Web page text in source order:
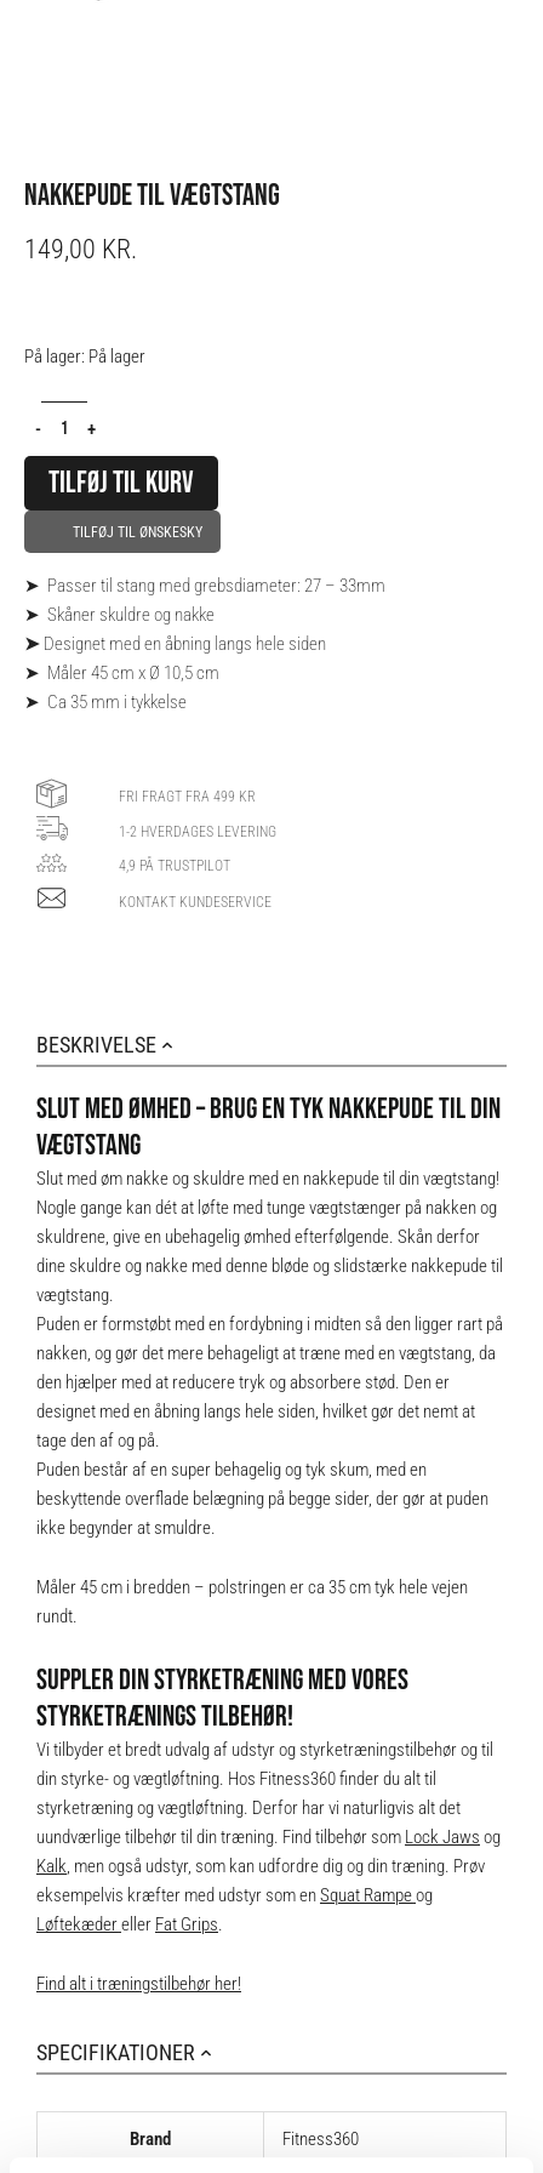
NAKKEPUDE TIL VÆGTSTANG
149,00 KR.
På lager: På lager
-
Nakkepude
Vægtstang
antal
+
TILFØJ TIL KURV
TILFØJ TIL ØNSKESKY
➤ Passer til stang med grebsdiameter: 27 – 33mm
➤ Skåner skuldre og nakke
➤ Designet med en åbning langs hele siden
➤ Måler 45 cm x Ø 10,5 cm
➤ Ca 35 mm i tykkelse
FRI FRAGT FRA 499 KR
1-2 HVERDAGES LEVERING
4,9 PÅ TRUSTPILOT
KONTAKT KUNDESERVICE
BESKRIVELSE
SLUT MED ØMHED – BRUG EN TYK NAKKEPUDE TIL DIN
VÆGTSTANG
Slut med øm nakke og skuldre med en nakkepude til din vægtstang!
Nogle gange kan dét at løfte med tunge vægtstænger på nakken og
skuldrene, give en ubehagelig ømhed efterfølgende. Skån derfor
dine skuldre og nakke med denne bløde og slidstærke nakkepude til
vægtstang.
Puden er formstøbt med en fordybning i midten så den ligger rart på
nakken, og gør det mere behageligt at træne med en vægtstang, da
den hjælper med at reducere tryk og absorbere stød. Den er
designet med en åbning langs hele siden, hvilket gør det nemt at
tage den af og på.
Puden består af en super behagelig og tyk skum, med en
beskyttende overflade belægning på begge sider, der gør at puden
ikke begynder at smuldre.
Måler 45 cm i bredden – polstringen er ca 35 cm tyk hele vejen
rundt.
SUPPLER DIN STYRKETRÆNING MED VORES
STYRKETRÆNINGS TILBEHØR!
Vi tilbyder et bredt udvalg af udstyr og styrketræningstilbehør og til
din styrke- og vægtløftning. Hos Fitness360 finder du alt til
styrketræning og vægtløftning. Derfor har vi naturligvis alt det
uundværlige tilbehør til din træning. Find tilbehør som Lock Jaws og
Kalk, men også udstyr, som kan udfordre dig og din træning. Prøv
eksempelvis kræfter med udstyr som enSquat Rampeog
Løftekædereller Fat Grips.
Find alt i træningstilbehør her!
SPECIFIKATIONER
Brand Fitness360